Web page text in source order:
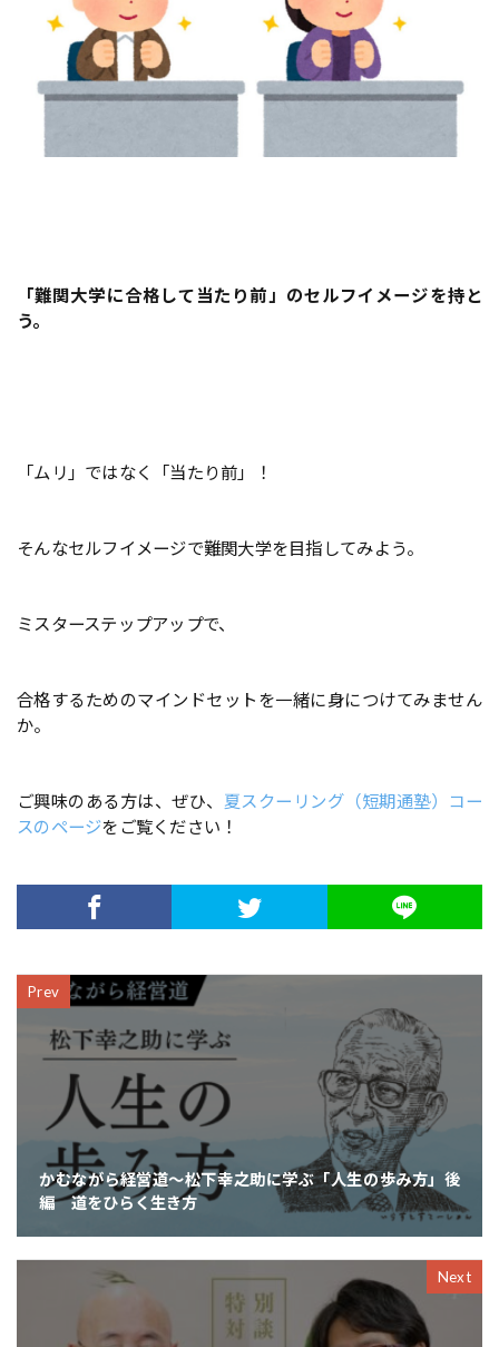
「難関大学に合格して当たり前」のセルフイメージを持と
う。
「ムリ」ではなく「当たり前」！
そんなセルフイメージで難関大学を目指してみよう。
ミスターステップアップで、
合格するためのマインドセットを一緒に身につけてみません
か。
ご興味のある方は、ぜひ、 夏スクーリング（短期通塾）コー
スのページをご覧ください！
Prev
かむながら経営道～松下幸之助に学ぶ「人生の歩み方」後
編 道をひらく生き方
Next